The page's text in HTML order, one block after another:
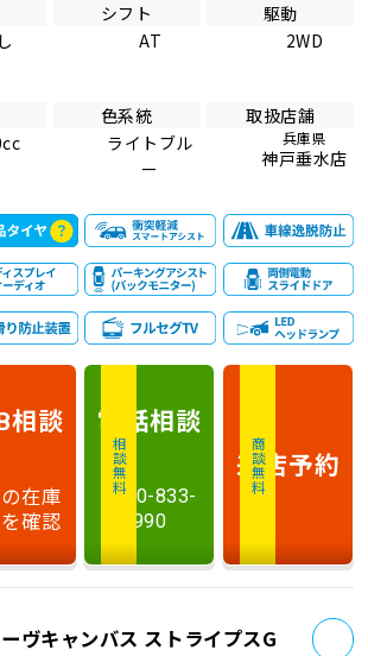
シフト
AT
駆動
2WD
色系統
ライトブル
ー
取扱店舗
兵庫県
神戸垂水店
相談
在庫
確認
相談無料
電話相談
0120-833-
990
商談無料
来店予約
ヴキャンバス ストライプスG